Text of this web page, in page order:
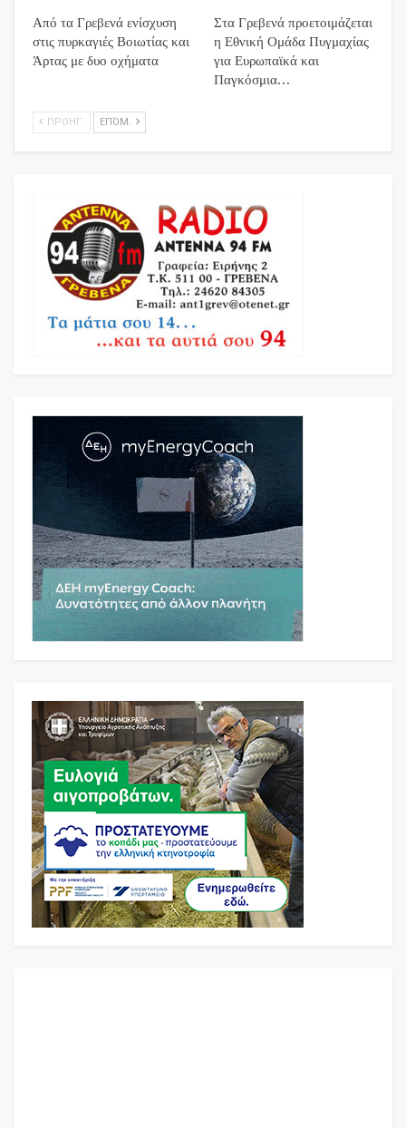
Από τα Γρεβενά ενίσχυση
στις πυρκαγιές Βοιωτίας και
Άρτας με δυο οχήματα
Στα Γρεβενά προετοιμάζεται
η Εθνική Ομάδα Πυγμαχίας
για Ευρωπαϊκά και
Παγκόσμια…
ΠΡΟΗΓ. ΕΠΌΜ.